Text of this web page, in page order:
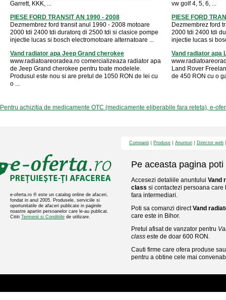
Garrett, KKK, ...
vw golf 4, 5, 6, ...
PIESE FORD TRANSIT AN 1990 - 2008
Dezmembrez ford transit anul 1990 - 2008 motoare
2000 tdi 2400 tdi duratorq di 2500 tdi si clasice pompe
injectie lucas si bosch electromotoare alternatoare ...
PIESE FORD
Dezmembrez ford
2000 tdi 2400 tdi
injectie lucas si
Vand radiator apa Jeep Grand cherokee
www.radiatoareoradea.ro comercializeaza radiator apa
de Jeep Grand cherokee pentru toate modelele.
Produsul este nou si are pretul de 1050 RON de lei cu
o ...
Vand radiator apa
Land Rover
de 450 RON cu o
Pentru achizitia de medicamente OTC (medicamente eliberabile fara reteta), e-
e-oferta.ro ® este un catalog online de afaceri,
fondat in anul 2005. Produsele, serviciile si
oportunitatile de afaceri publicate in paginile
noastre apartin persoanelor care le-au publicat.
Cititi Termenii si Conditiile de utilizare.
Companii Produse Anunturi Director web
Pe aceasta pagina poti
Accesezi detaliile anuntului Vand
class si contactezi persoana
fara intermediari.
Poti sa comanzi directVand
care este in Bihor.
Pretul afisat de vanzator pentru
class este de doar 600 RON.
Cauti firme care ofera produse
pentru a obtine cele mai